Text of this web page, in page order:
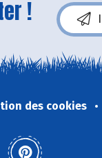
!
des cookies